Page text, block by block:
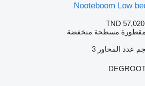
Nooteboom Low
TND
مقطورة مسطحة منخفضة
عدد المحاور 3